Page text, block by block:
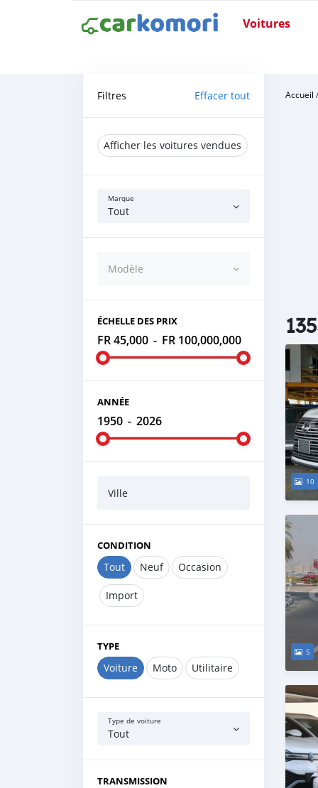
Voitures
Filtres Effacer tout
Afficher les voitures vendues
Marque
Tout
Modèle
ÉCHELLE DES PRIX
FR 45,000 - FR 100,000,000
ANNÉE
1950 - 2026
Ville
CONDITION
Tout Neuf Occasion
Import
TYPE
Voiture Moto Utilitaire
Type de voiture
Tout
TRANSMISSION
Accueil
10
5